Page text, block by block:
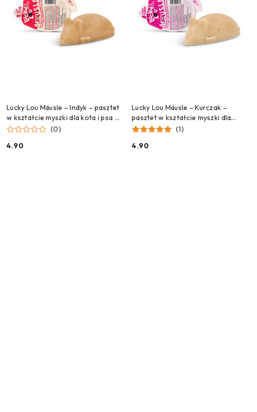
Lucky Lou Mäusle – Indyk – pasztet
w kształcie myszki dla kota i psa –
28 g
(0)
Cena:
4.90
Lucky Lou Mäusle – Kurczak –
pasztet w kształcie myszki dla
kota i psa – 28 g
(1)
Cena:
4.90